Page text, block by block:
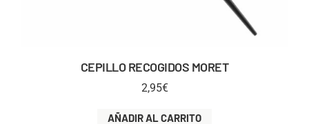
CEPILLO RECOGIDOS MORET
2,95€
AÑADIR AL CARRITO